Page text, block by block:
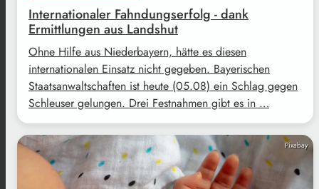
Internationaler Fahndungserfolg - dank
Ermittlungen aus Landshut
Ohne Hilfe aus Niederbayern, hätte es diesen
internationalen Einsatz nicht gegeben. Bayerischen
Staatsanwaltschaften ist heute (05.08) ein Schlag gegen
Schleuser gelungen. Drei Festnahmen gibt es in …
Pixabay